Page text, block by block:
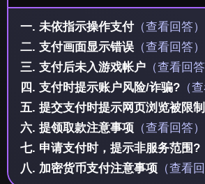
一. 未依指示操作支付（查看回答）
二. 支付画面显示错误（查看回答）
三. 支付后未入游戏帐户（查看回答
四. 支付时提示账户风险/诈骗?（查
五. 提交支付时提示网页浏览被限
六. 提领取款注意事项 （查看回答）
七. 申请支付时，提示非服务范围?
八. 加密货币支付注意事项 （查看